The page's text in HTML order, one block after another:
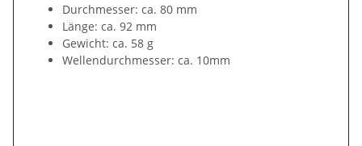
Durchmesser: ca. 80 mm
Länge: ca. 92 mm
Gewicht: ca. 58 g
Wellendurchmesser: ca. 10mm